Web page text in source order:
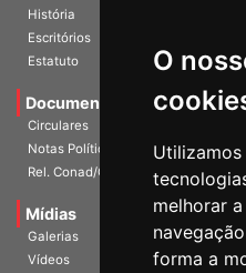
O
melhorar
forma a
História
Escritórios
Estatuto
Documentos
Circulares
Notas Políticas
Rel. Conad/Congresso
Mídias
Galerias
Vídeos